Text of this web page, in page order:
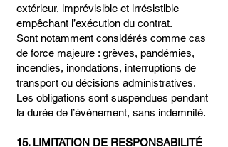
extérieur, imprévisible et irrésistible
empêchant l’exécution du contrat.
Sont notamment considérés comme cas
de force majeure : grèves, pandémies,
incendies, inondations, interruptions de
transport ou décisions administratives.
Les obligations sont suspendues pendant
la durée de l’événement, sans indemnité.
15. LIMITATION DE RESPONSABILITÉ